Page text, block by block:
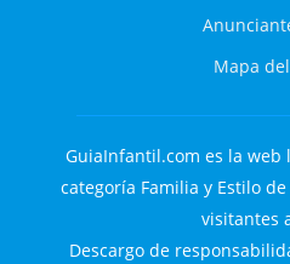
Mapa
GuiaInfantil.com es la
categoría Familia y Estilo
visitantes
Descargo de